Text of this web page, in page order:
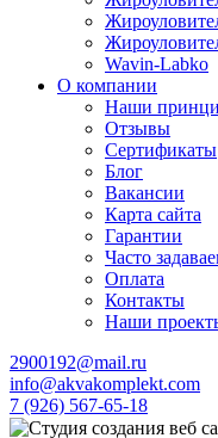
Wavin-Labko
О компании
Наши
Отзывы
Сертификаты
Блог
Вакансии
Карта сайта
Гарантии
Часто
Оплата
Контакты
Наши
2900192@mail.ru
info@akvakomplekt.com
7 (926) 567-65-18